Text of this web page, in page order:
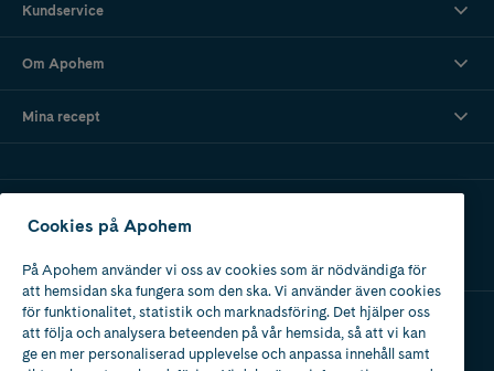
Kundservice
Om Apohem
Mina recept
Apotek med tillstånd
av Läkemedelsverket
Cookies på Apohem
På Apohem använder vi oss av cookies som är nödvändiga för
att hemsidan ska fungera som den ska. Vi använder även cookies
för funktionalitet, statistik och marknadsföring. Det hjälper oss
att följa och analysera beteenden på vår hemsida, så att vi kan
ge en mer personaliserad upplevelse och anpassa innehåll samt